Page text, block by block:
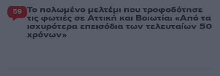
59 Το πολωμένο μελτέμι που τροφοδότησε
τις φωτιές σε Αττική και Βοιωτία: «Από τα
ισχυρότερα επεισόδια των τελευταίων 50
χρόνων»